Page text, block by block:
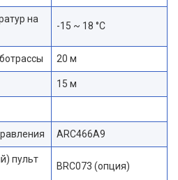
на
-15 ~ 18 °С
20 м
15 м
ARC466A9
пульт
BRC073 (опция)